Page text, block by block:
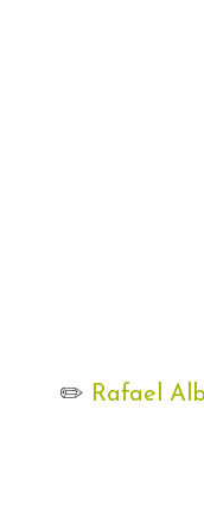
✏️ Rafael